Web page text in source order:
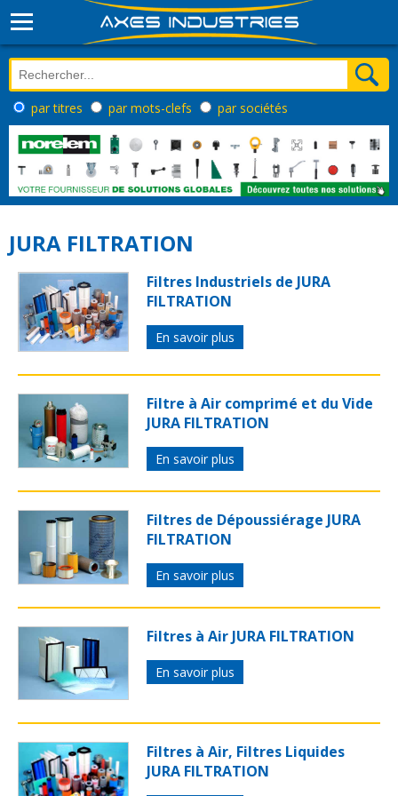
par titres par mots-clefs par sociétés
JURA FILTRATION
Filtres Industriels de JURA
FILTRATION
En savoir plus
Filtre à Air comprimé et du Vide
JURA FILTRATION
En savoir plus
Filtres de Dépoussiérage JURA
FILTRATION
En savoir plus
Filtres à Air JURA FILTRATION
En savoir plus
Filtres à Air, Filtres Liquides
JURA FILTRATION